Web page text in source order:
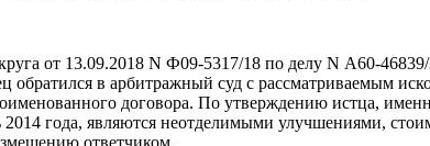
от 13.09.2018 N Ф09-5317/18 по делу N А60-
обратился в арбитражный суд с рассматриваемым
договора. По утверждению истца,
года, являются неотделимыми улучшениями,